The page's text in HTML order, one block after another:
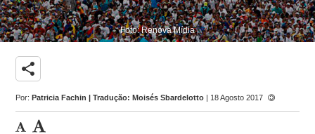
Foto: Renova Mídia
share
Por:Patricia Fachin | Tradução: Moisés Sbardelotto | 18 Agosto 2017